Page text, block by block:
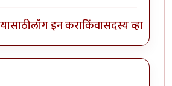
लॉग इन कराकिंवासदस्य व्हा